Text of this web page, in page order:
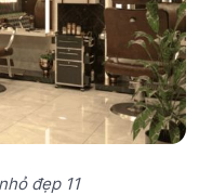
đẹp 11